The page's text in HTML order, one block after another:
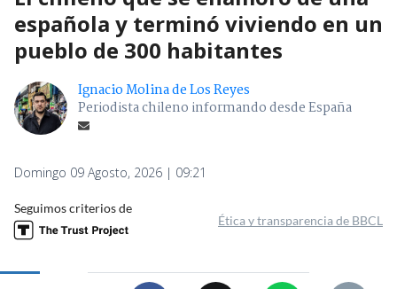
española y terminó viviendo en un
pueblo de 300 habitantes
Ignacio Molina de Los Reyes
Periodista chileno informando desde España
Domingo 09 Agosto, 2026 | 09:21
Seguimos criterios de
Ética y transparencia de BBCL